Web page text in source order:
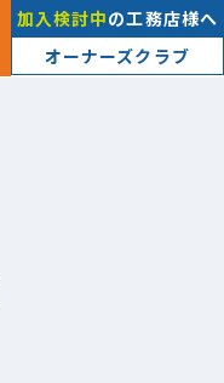
加入検討中の工務店様へ
オーナーズクラブ